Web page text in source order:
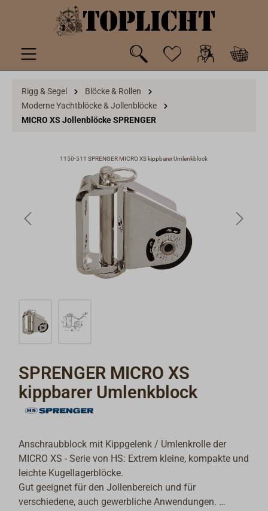
springen
Rigg & Segel
Blöcke & Rollen
Moderne Yachtblöcke & Jollenblöcke
MICRO XS Jollenblöcke SPRENGER
1150-511 SPRENGER MICRO XS kippbarer Umlenkblock
SPRENGER MICRO XS
kippbarer Umlenkblock
Anschraubblock mit Kippgelenk / Umlenkrolle der
MICRO XS - Serie von HS: Extrem kleine, kompakte und
leichte Kugellagerblöcke.
Gut geeignet für den Jollenbereich und für
verschiedene, auch gewerbliche Anwendungen.